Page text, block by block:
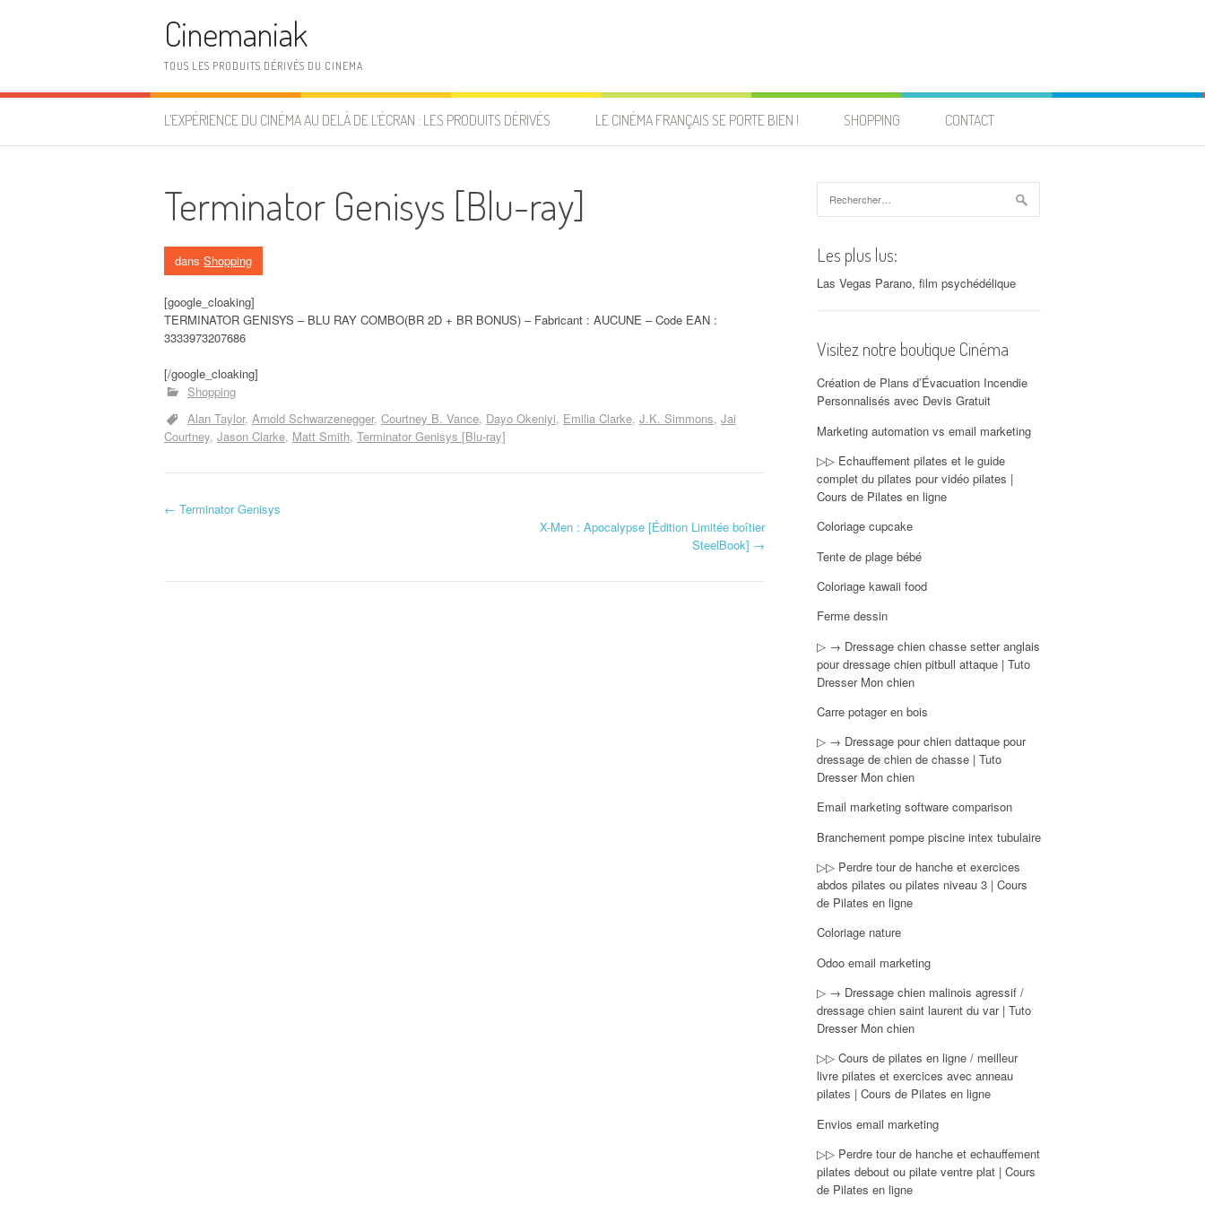
Cinemaniak
TOUS LES PRODUITS DÉRIVÉS DU CINEMA
L’EXPÉRIENCE DU CINÉMA AU DELÀ DE L’ÉCRAN : LES PRODUITS DÉRIVÉS LE CINÉMA FRANÇAIS SE PORTE BIEN ! SHOPPING CONTACT
Terminator Genisys [Blu-ray]
dans Shopping
[google_cloaking]
TERMINATOR GENISYS – BLU RAY COMBO(BR 2D + BR BONUS) – Fabricant : AUCUNE – Code EAN :
3333973207686
[/google_cloaking]
Shopping
Alan Taylor Arnold Schwarzenegger Courtney B. Vance Dayo Okeniyi Emilia Clarke J.K. Simmons Jai
Courtney Jason Clarke Matt Smith Terminator Genisys [Blu-ray]
Navigation d'article
← Terminator Genisys
X-Men : Apocalypse [Édition Limitée boîtier
SteelBook] →
Les plus lus:
Las Vegas Parano, film psychédélique
Visitez notre boutique Cinéma
Création de Plans d’Évacuation Incendie
Personnalisés avec Devis Gratuit
Marketing automation vs email marketing
▷▷ Echauffement pilates et le guide
complet du pilates pour vidéo pilates |
Cours de Pilates en ligne
Coloriage cupcake
Tente de plage bébé
Coloriage kawaii food
Ferme dessin
▷ → Dressage chien chasse setter anglais
pour dressage chien pitbull attaque | Tuto
Dresser Mon chien
Carre potager en bois
▷ → Dressage pour chien dattaque pour
dressage de chien de chasse | Tuto
Dresser Mon chien
Email marketing software comparison
Branchement pompe piscine intex tubulaire
▷▷ Perdre tour de hanche et exercices
abdos pilates ou pilates niveau 3 | Cours
de Pilates en ligne
Coloriage nature
Odoo email marketing
▷ → Dressage chien malinois agressif /
dressage chien saint laurent du var | Tuto
Dresser Mon chien
▷▷ Cours de pilates en ligne / meilleur
livre pilates et exercices avec anneau
pilates | Cours de Pilates en ligne
Envios email marketing
▷▷ Perdre tour de hanche et echauffement
pilates debout ou pilate ventre plat | Cours
de Pilates en ligne